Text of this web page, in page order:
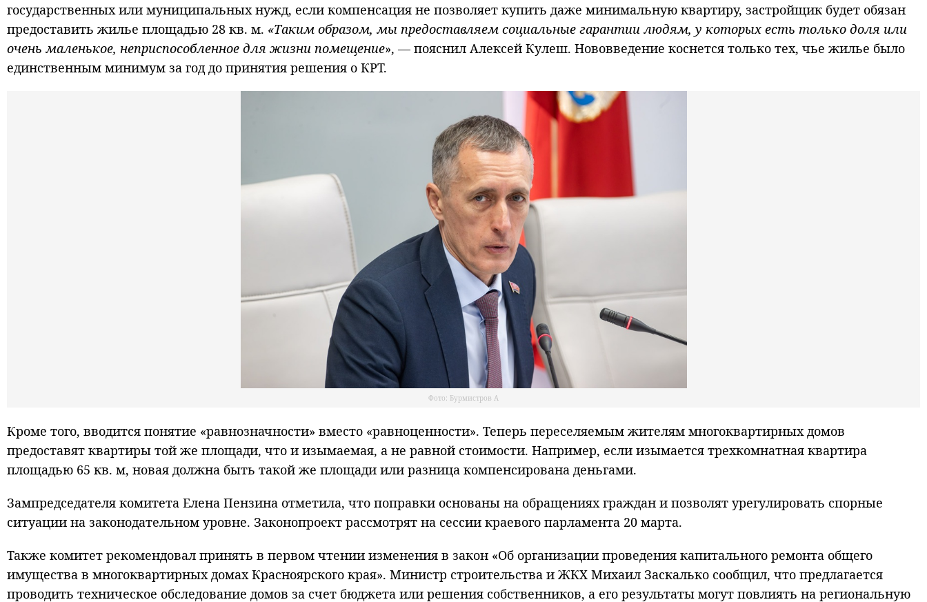
государственных или муниципальных нужд, если компенсация не позволяет купить даже минимальную квартиру, застройщик будет обязан
предоставить жилье площадью 28 кв. м. «Таким образом, мы предоставляем социальные гарантии людям, у которых есть только доля или
очень маленькое, неприспособленное для жизни помещение», — пояснил Алексей Кулеш. Нововведение коснется только тех, чье жилье было
единственным минимум за год до принятия решения о КРТ.
Фото: Бурмистров А
Кроме того, вводится понятие «равнозначности» вместо «равноценности». Теперь переселяемым жителям многоквартирных домов
предоставят квартиры той же площади, что и изымаемая, а не равной стоимости. Например, если изымается трехкомнатная квартира
площадью 65 кв. м, новая должна быть такой же площади или разница компенсирована деньгами.
Зампредседателя комитета Елена Пензина отметила, что поправки основаны на обращениях граждан и позволят урегулировать спорные
ситуации на законодательном уровне. Законопроект рассмотрят на сессии краевого парламента 20 марта.
Также комитет рекомендовал принять в первом чтении изменения в закон «Об организации проведения капитального ремонта общего
имущества в многоквартирных домах Красноярского края». Министр строительства и ЖКХ Михаил Заскалько сообщил, что предлагается
проводить техническое обследование домов за счет бюджета или решения собственников, а его результаты могут повлиять на региональную